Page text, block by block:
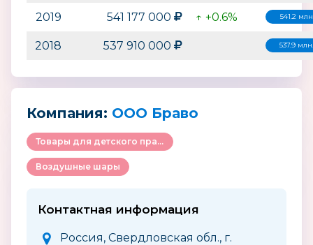
2019 541 177 000 ↑ +0.6% 541.2
2018 537 910 000 537.9
Компания: ООО Браво
Товары для детского праздника
Воздушные шары
Контактная информация
Россия, Свердловская обл., г.